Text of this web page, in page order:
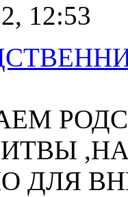
12:53
ДЛЯ